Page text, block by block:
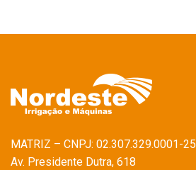
MATRIZ – CNPJ: 02.307.329.0001-25
Av. Presidente Dutra, 618